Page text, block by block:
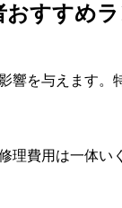
すすめ
響を与えます
理費用は一体